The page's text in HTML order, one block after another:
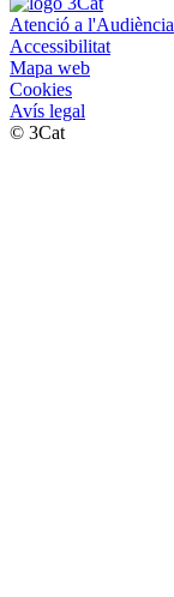
Atenció a l'Audiència
Accessibilitat
Mapa web
Cookies
Avís legal
© 3Cat